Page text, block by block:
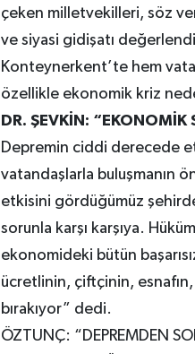
çeken milletvekilleri, söz
ve siyasi gidişatı
Konteynerkent’te hem
özellikle ekonomik kriz
DR. ŞEVKİN: “EKONOMİK
Depremin ciddi derecede
vatandaşlarla buluşmanın
etkisini gördüğümüz
sorunla karşı karşıya.
ekonomideki bütün
ücretlinin, çiftçinin, esnafın,
bırakıyor” dedi.
ÖZTUNÇ: “DEPREMDEN